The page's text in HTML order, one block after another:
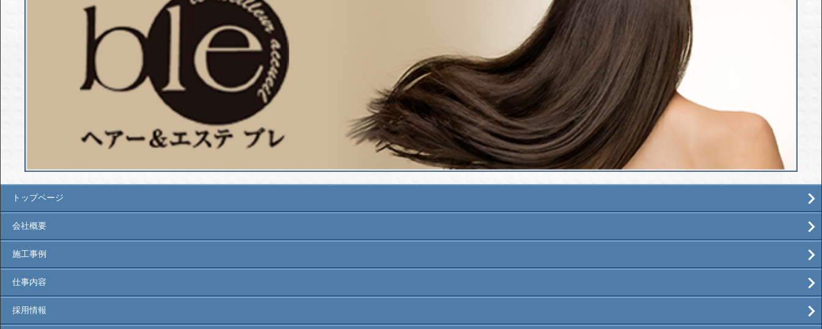
トップページ
会社概要
施工事例
仕事内容
採用情報